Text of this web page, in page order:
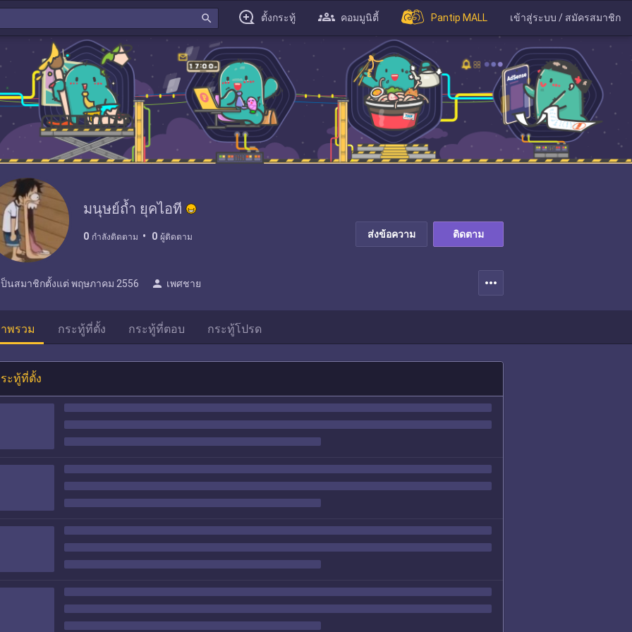
search ตั้งกระทู้ คอมมูนิตี้ Pantip MALL เข้าสู่ระบบ / สมัครสมาชิก
มนุษย์ถ้ำ ยุคไอที
0 กำลังติดตาม 0 ผู้ติดตาม ส่งข้อความ ติดตาม
ป็นสมาชิกตั้งแต่ พฤษภาคม 2556 person เพศชาย more_horiz
พรวม กระทู้ที่ตั้ง กระทู้ที่ตอบ กระทู้โปรด
ะทู้ที่ตั้ง